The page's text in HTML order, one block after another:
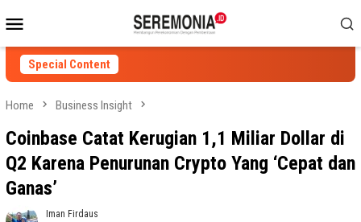
to
contentMenu
Special Content
Home Business Insight
Coinbase Catat Kerugian 1,1 Miliar Dollar di
Q2 Karena Penurunan Crypto Yang ‘Cepat dan
Ganas’
Iman Firdaus